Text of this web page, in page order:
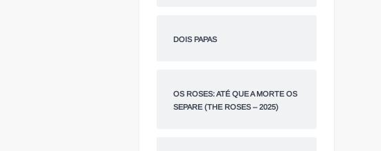
DOIS PAPAS
OS ROSES: ATÉ QUE A MORTE OS
SEPARE (THE ROSES – 2025)